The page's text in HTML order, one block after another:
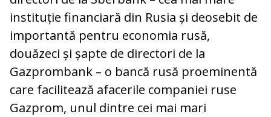
instituție financiară din Rusia și deosebit de
importantă pentru economia rusă,
douăzeci și șapte de directori de la
Gazprombank – o bancă rusă proeminentă
care facilitează afacerile companiei ruse
Gazprom, unul dintre cei mai mari